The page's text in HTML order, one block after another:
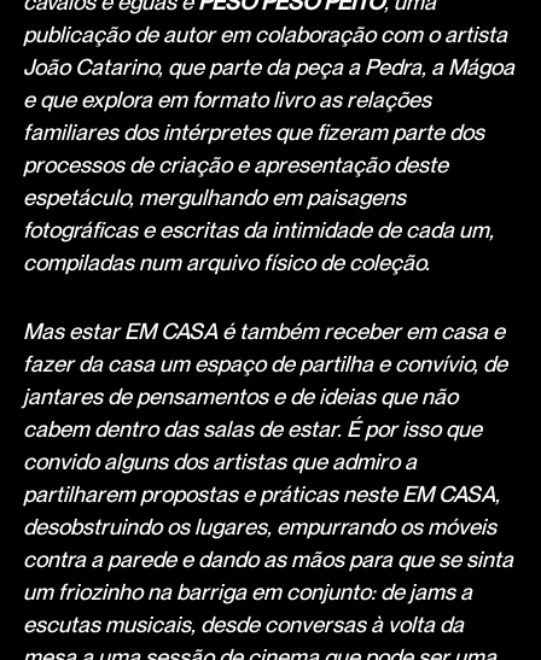
publicação de autor em colaboração com o artista
João Catarino, que parte da peça a Pedra, a Mágoa
e que explora em formato livro as relações
familiares dos intérpretes que fizeram parte dos
processos de criação e apresentação deste
espetáculo, mergulhando em paisagens
fotográficas e escritas da intimidade de cada um,
compiladas num arquivo físico de coleção.
Mas estar EM CASA é também receber em casa e
fazer da casa um espaço de partilha e convívio, de
jantares de pensamentos e de ideias que não
cabem dentro das salas de estar. É por isso que
convido alguns dos artistas que admiro a
partilharem propostas e práticas neste EM CASA,
desobstruindo os lugares, empurrando os móveis
contra a parede e dando as mãos para que se sinta
um friozinho na barriga em conjunto: de jams a
escutas musicais, desde conversas à volta da